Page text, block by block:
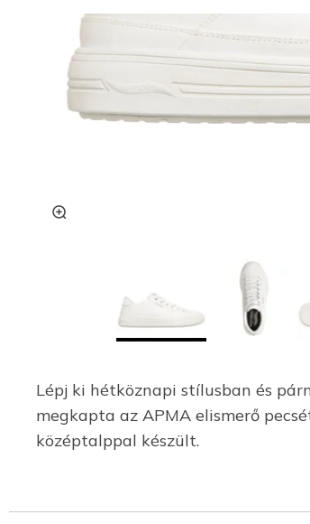
Lépj ki hétköznapi stílusban és
megkapta az APMA elismerő
középtalppal készült.